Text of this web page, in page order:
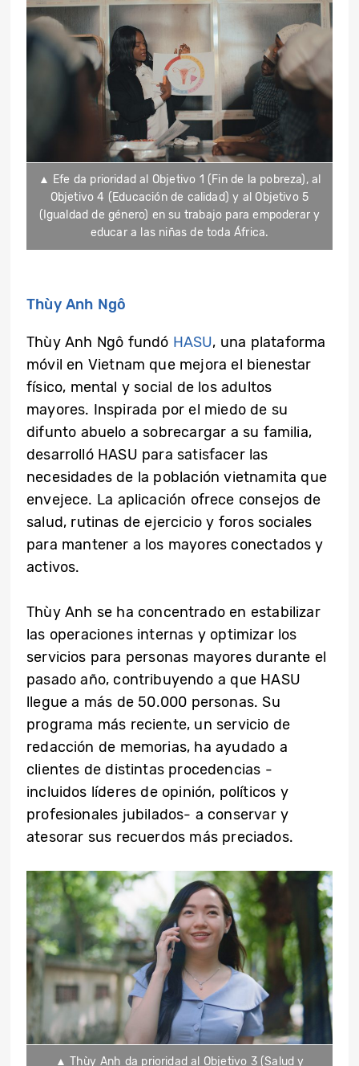
▲ Efe da prioridad al Objetivo 1 (Fin de la pobreza), al
Objetivo 4 (Educación de calidad) y al Objetivo 5
(Igualdad de género) en su trabajo para empoderar y
educar a las niñas de toda África.
Thùy Anh Ngô
Thùy Anh Ngô fundó HASU, una plataforma
móvil en Vietnam que mejora el bienestar
físico, mental y social de los adultos
mayores. Inspirada por el miedo de su
difunto abuelo a sobrecargar a su familia,
desarrolló HASU para satisfacer las
necesidades de la población vietnamita que
envejece. La aplicación ofrece consejos de
salud, rutinas de ejercicio y foros sociales
para mantener a los mayores conectados y
activos.
Thùy Anh se ha concentrado en estabilizar
las operaciones internas y optimizar los
servicios para personas mayores durante el
pasado año, contribuyendo a que HASU
llegue a más de 50.000 personas. Su
programa más reciente, un servicio de
redacción de memorias, ha ayudado a
clientes de distintas procedencias -
incluidos líderes de opinión, políticos y
profesionales jubilados- a conservar y
atesorar sus recuerdos más preciados.
▲ Thùy Anh da prioridad al Objetivo 3 (Salud y